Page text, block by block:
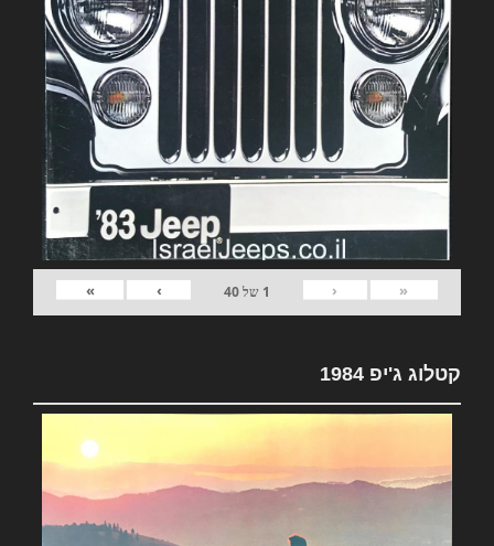
«
‹
1 של40
›
»
קטלוג ג'יפ 1984